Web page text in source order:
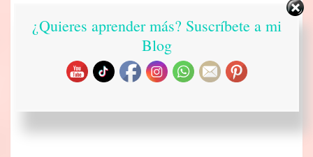
¿Quieres aprender más? Suscríbete a mi
Blog